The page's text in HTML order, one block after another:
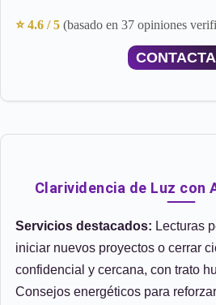
⭐ 4.6 / 5 (basado en 37 opiniones
Clarividencia de Luz con
Servicios destacados: Lecturas
iniciar nuevos proyectos o cerrar
confidencial y cercana, con trato
Consejos energéticos para